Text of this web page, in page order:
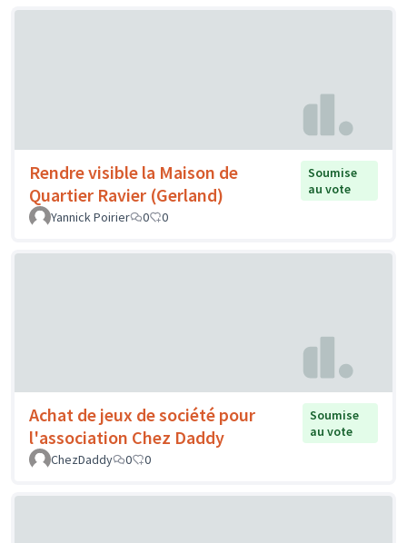
Rendre visible la Maison de
Quartier Ravier (Gerland)
Soumise
au vote
Yannick Poirier
0 0
Achat de jeux de société pour
l'association Chez Daddy
Soumise
au vote
ChezDaddy
0 0